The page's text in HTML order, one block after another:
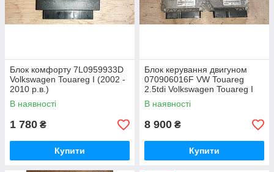
Блок комфорту 7L0959933D
Volkswagen Touareg I (2002 -
2010 р.в.)
В наявності
1 780 ₴
Купити
Блок керування двигуном
070906016F VW Touareg
2.5tdi Volkswagen Touareg I
(2002 - 2010 р.в.)
В наявності
8 900 ₴
Купити